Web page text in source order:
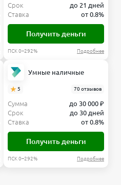
Срок
до 21 дней
Ставка
от 0.8%
Получить деньги
ПСК 0–292% Подробнее
Умные наличные
5 70 отзывов
Сумма
до 30 000 ₽
Срок
до 30 дней
Ставка
от 0.8%
Получить деньги
ПСК 0–292% Подробнее